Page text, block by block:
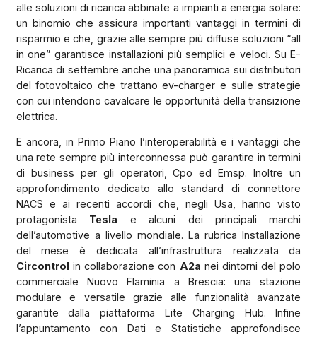
alle soluzioni di ricarica abbinate a impianti a energia solare:
un binomio che assicura importanti vantaggi in termini di
risparmio e che, grazie alle sempre più diffuse soluzioni “all
in one” garantisce installazioni più semplici e veloci. Su E-
Ricarica di settembre anche una panoramica sui distributori
del fotovoltaico che trattano ev-charger e sulle strategie
con cui intendono cavalcare le opportunità della transizione
elettrica.
E ancora, in Primo Piano l’interoperabilità e i vantaggi che
una rete sempre più interconnessa può garantire in termini
di business per gli operatori, Cpo ed Emsp. Inoltre un
approfondimento dedicato allo standard di connettore
NACS e ai recenti accordi che, negli Usa, hanno visto
protagonista Tesla e alcuni dei principali marchi
dell’automotive a livello mondiale. La rubrica Installazione
del mese è dedicata all’infrastruttura realizzata da
Circontrolin collaborazione con A2a nei dintorni del polo
commerciale Nuovo Flaminia a Brescia: una stazione
modulare e versatile grazie alle funzionalità avanzate
garantite dalla piattaforma Lite Charging Hub. Infine
l’appuntamento con Dati e Statistiche approfondisce